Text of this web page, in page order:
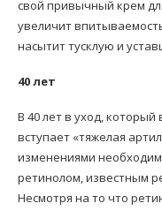
свой привычный крем
увеличит
насытит тусклую и
40 лет
В 40 лет в уход,
вступает «тяжелая
изменениями
ретинолом, известным
Несмотря на то что